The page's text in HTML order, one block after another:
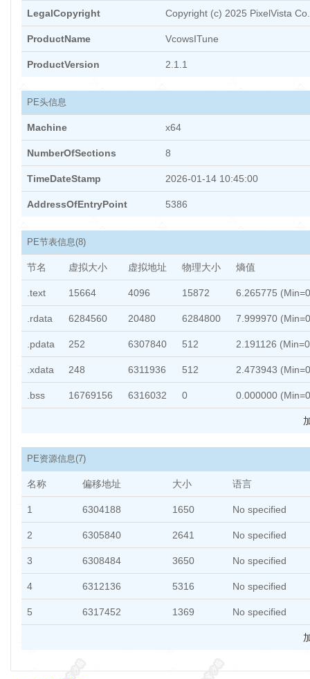
LegalCopyright Copyright (c) 2025 PixelVista
ProductName VcowsITune
ProductVersion 2.1.1
PE头信息
Machine x64
NumberOfSections 8
TimeDateStamp 2026-01-14 10:45:00
AddressOfEntryPoint 5386
PE节表信息(8)
节名 虚拟大小 虚拟地址 物理大小 熵值
.text 15664 4096 15872 6.265775
.rdata 6284560 20480 6284800 7.999970
.pdata 252 6307840 512 2.191126
.xdata 248 6311936 512 2.473943
.bss 16769156 6316032 0 0.000000
PE资源信息(7)
名称 偏移地址 大小 语言
1 6304188 1650 No specified
2 6305840 2641 No specified
3 6308484 3650 No specified
4 6312136 5316 No specified
5 6317452 1369 No specified